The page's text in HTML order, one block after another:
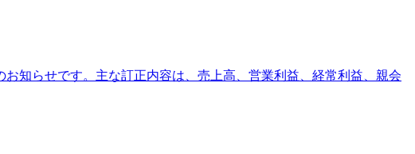
知らせです。主な訂正内容は、売上高、営業利益、経常利益、親会